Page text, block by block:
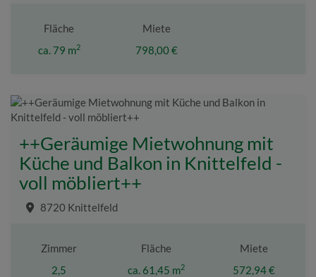
Fläche
ca. 79 m2
Miete
798,00 €
++Geräumige Mietwohnung mit
Küche und Balkon in Knittelfeld -
voll möbliert++
8720 Knittelfeld
Zimmer
2,5
Fläche
ca. 61,45 m2
Miete
572,94 €